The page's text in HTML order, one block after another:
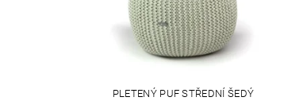
PLETENÝ PUF STŘEDNÍ ŠEDÝ